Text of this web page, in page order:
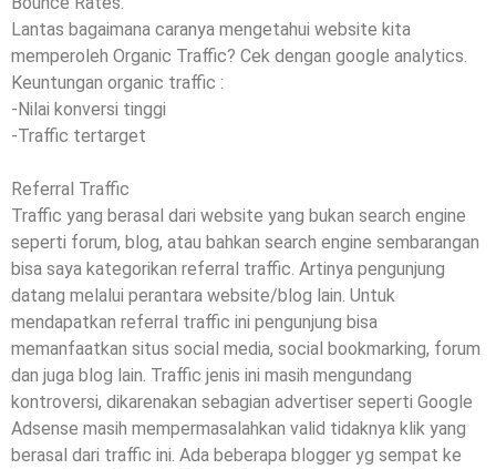
Lantas bagaimana caranya mengetahui website kita
memperoleh Organic Traffic? Cek dengan google analytics.
Keuntungan organic traffic :
-Nilai konversi tinggi
-Traffic tertarget
Referral Traffic
Traffic yang berasal dari website yang bukan search engine
seperti forum, blog, atau bahkan search engine sembarangan
bisa saya kategorikan referral traffic. Artinya pengunjung
datang melalui perantara website/blog lain. Untuk
mendapatkan referral traffic ini pengunjung bisa
memanfaatkan situs social media, social bookmarking, forum
dan juga blog lain. Traffic jenis ini masih mengundang
kontroversi, dikarenakan sebagian advertiser seperti Google
Adsense masih mempermasalahkan valid tidaknya klik yang
berasal dari traffic ini. Ada beberapa blogger yg sempat ke